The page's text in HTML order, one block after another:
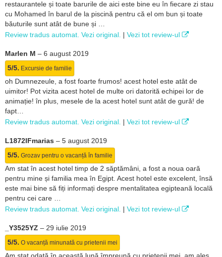
restaurantele și toate barurile de aici este bine eu în fiecare zi stau
cu Mohamed în barul de la piscină pentru că el om bun și toate
băuturile sunt atât de bune și …
Review tradus automat. Vezi original. | Vezi tot review-ul
Marlen M – 6 august 2019
5/5. Excursie de familie
oh Dumnezeule, a fost foarte frumos! acest hotel este atât de
uimitor! Pot vizita acest hotel de multe ori datorită echipei lor de
animație! în plus, mesele de la acest hotel sunt atât de gură! de
fapt…
Review tradus automat. Vezi original. | Vezi tot review-ul
L1872IFmarias – 5 august 2019
5/5. Grozav pentru o vacanță în familie
Am stat în acest hotel timp de 2 săptămâni, a fost a noua oară
pentru mine și familia mea în Egipt. Acest hotel este excelent, însă
este mai bine să fiți informați despre mentalitatea egipteană locală
pentru cei care …
Review tradus automat. Vezi original. | Vezi tot review-ul
_Y3525YZ – 29 iulie 2019
5/5. O vacanță minunată cu prietenii mei